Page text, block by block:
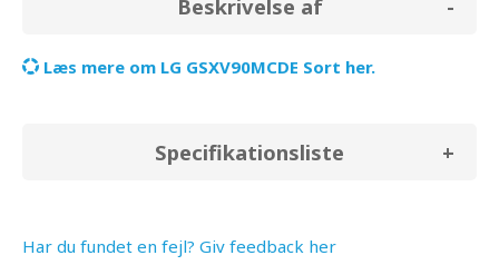
Beskrivelse af
Læs mere om LG GSXV90MCDE Sort her.
Specifikationsliste
Har du fundet en fejl? Giv feedback her